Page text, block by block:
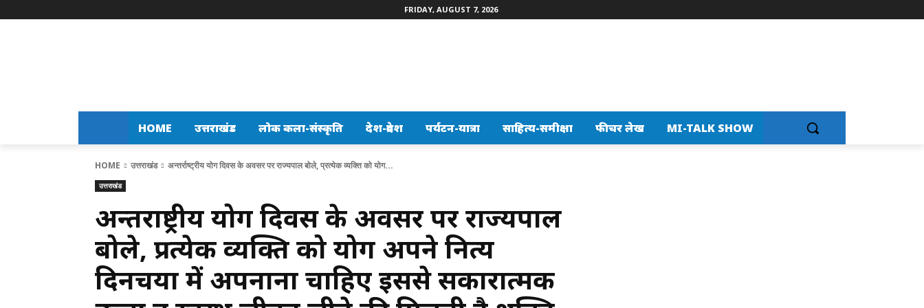
FRIDAY, AUGUST 7, 2026
HOME उत्तराखंड लोक कला-संस्कृति देश-प्रदेश पर्यटन-यात्रा साहित्य-समीक्षा फीचर लेख MI-TALK SHOW
HOME उत्तराखंड अन्तर्राष्ट्रीय योग दिवस के अवसर पर राज्यपाल बोले, प्रत्येक व्यक्ति को योग...
उत्तराखंड
अन्तर्राष्ट्रीय योग दिवस के अवसर पर राज्यपाल
बोले, प्रत्येक व्यक्ति को योग अपने नित्य
दिनचर्या में अपनाना चाहिए इससे सकारात्मक